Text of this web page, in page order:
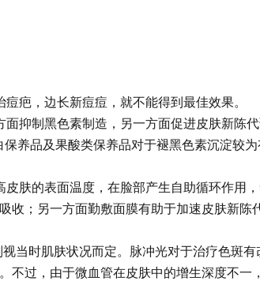
疤，边长新痘痘，就不能得到最佳效果。
抑制黑色素制造，另一方面促进皮肤新陈
养品及果酸类保养品对于褪黑色素沉淀较为
肤的表面温度，在脸部产生自助循环作用
收；另一方面勤敷面膜有助于加速皮肤新陈
当时肌肤状况而定。脉冲光对于治疗色斑有
不过，由于微血管在皮肤中的增生深度不一